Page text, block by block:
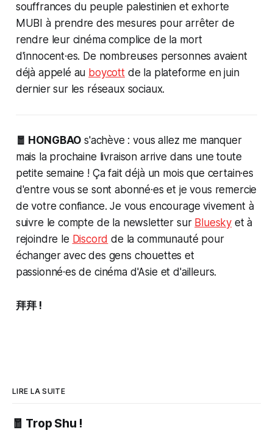
souffrances du peuple palestinien et exhorte
MUBI à prendre des mesures pour arrêter de
rendre leur cinéma complice de la mort
d'innocent·es. De nombreuses personnes avaient
déjà appelé au boycottde la plateforme en juin
dernier sur les réseaux sociaux.
🧧 HONGBAO s'achève : vous allez me manquer
mais la prochaine livraison arrive dans une toute
petite semaine ! Ça fait déjà un mois que certain·es
d'entre vous se sont abonné·es et je vous remercie
de votre confiance. Je vous encourage vivement à
suivre le compte de la newsletter sur Bluesky et à
rejoindre le Discord de la communauté pour
échanger avec des gens chouettes et
passionné·es de cinéma d'Asie et d'ailleurs.
拜拜 !
LIRE LA SUITE
🧧 Trop Shu !